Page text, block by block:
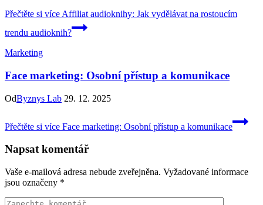
Přečtěte si více Affiliat audioknihy: Jak vydělávat na rostoucím
trendu audioknih?
Marketing
Face marketing: Osobní přístup a komunikace
OdByznys Lab 29. 12. 2025
Přečtěte si více Face marketing: Osobní přístup a komunikace
Napsat komentář
Vaše e-mailová adresa nebude zveřejněna. Vyžadované informace
jsou označeny *